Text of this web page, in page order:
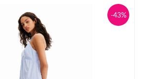
-43%